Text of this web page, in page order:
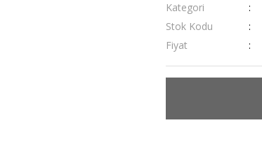
Kategori
Stok Kodu
Fiyat